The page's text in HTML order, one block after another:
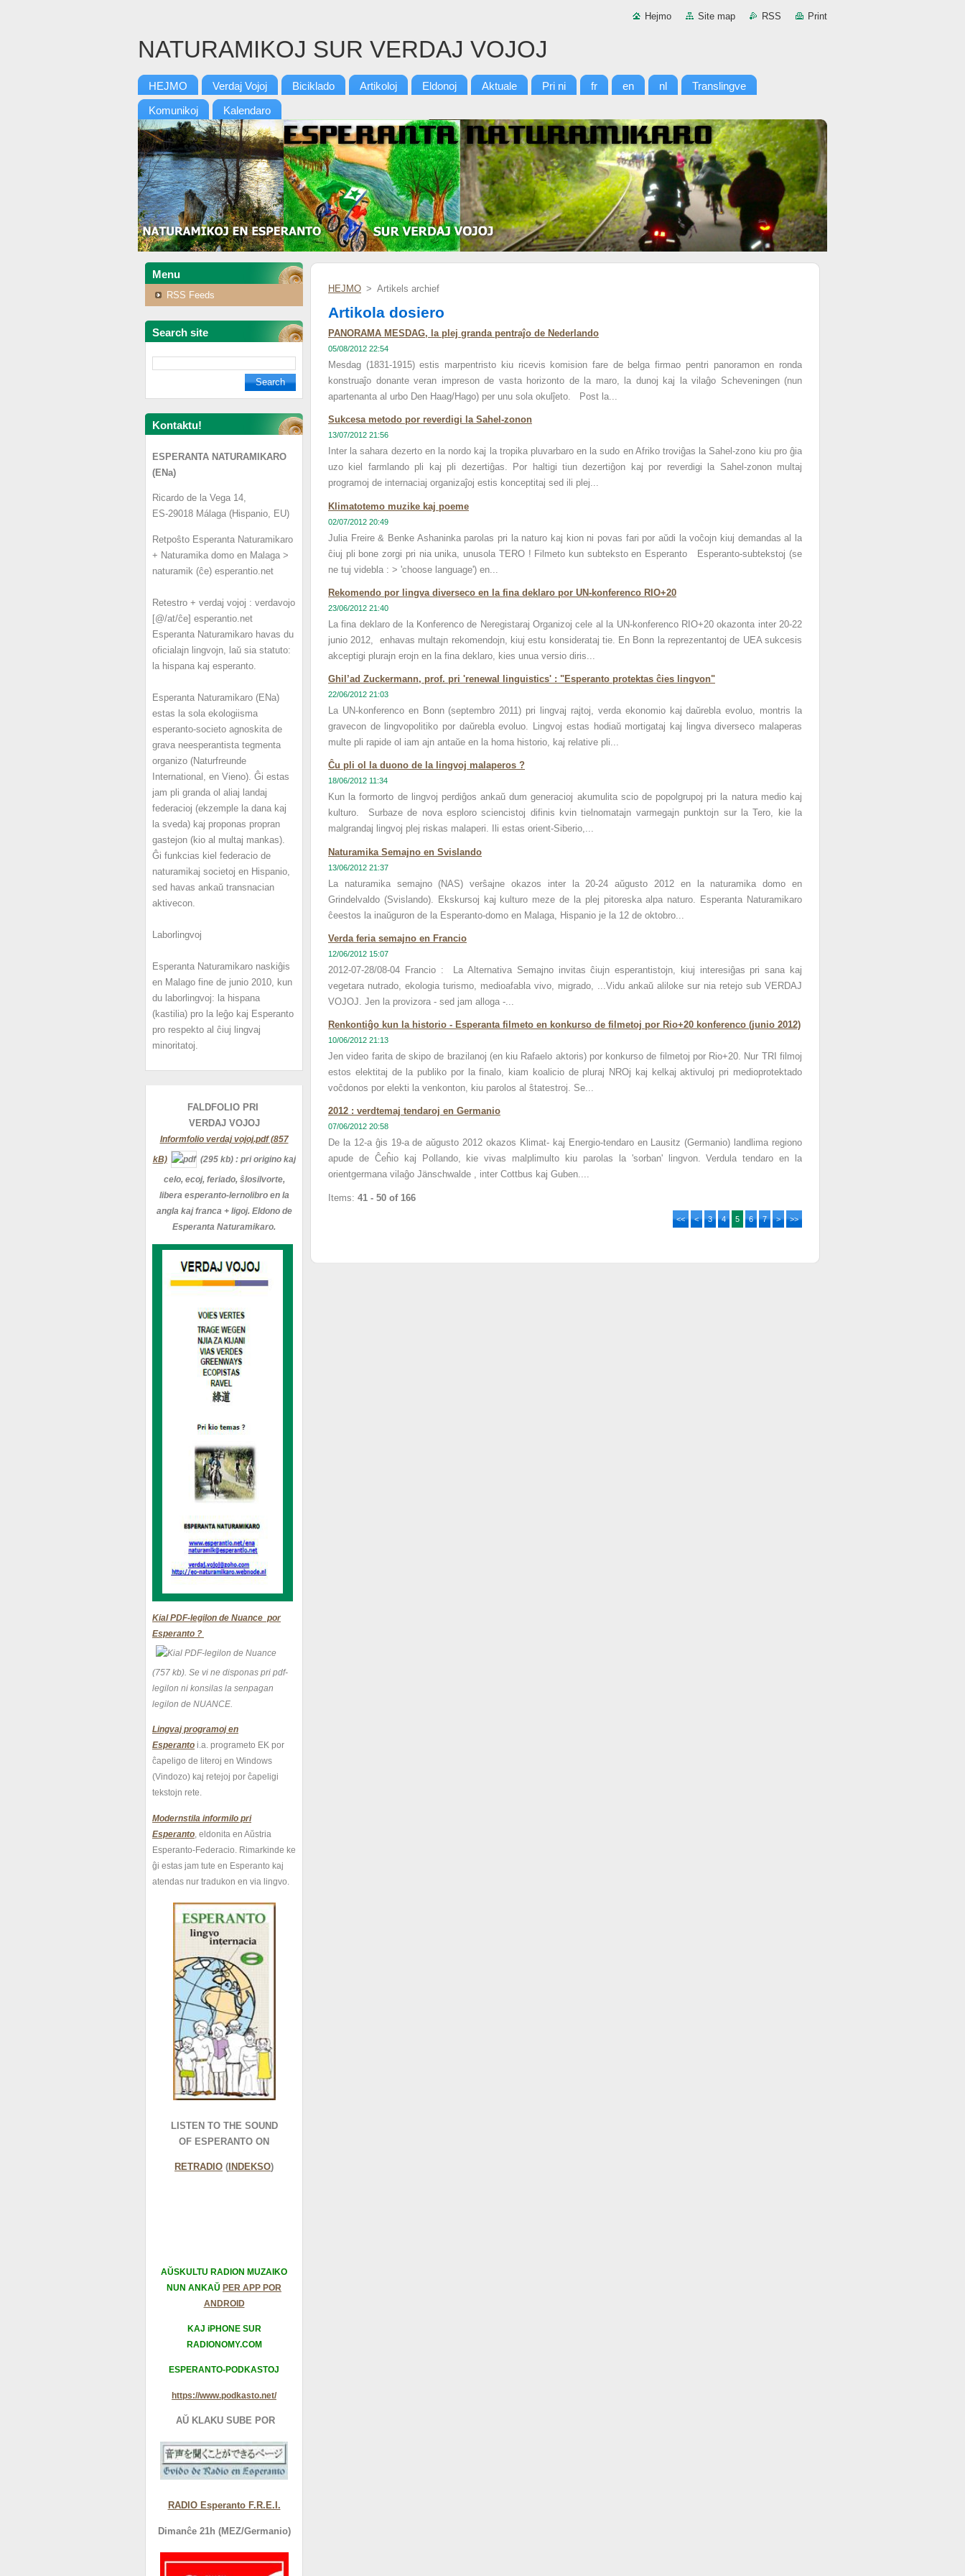
Hejmo Site map RSS Print
NATURAMIKOJ SUR VERDAJ VOJOJ
HEJMO Verdaj Vojoj Biciklado Artikoloj Eldonoj Aktuale Pri ni fr en nl Translingve
Komunikoj Kalendaro
Menu
RSS Feeds
Search site
Kontaktu!
ESPERANTA NATURAMIKARO
(ENa)
Ricardo de la Vega 14,
ES-29018 Málaga (Hispanio, EU)
Retpoŝto Esperanta Naturamikaro
+ Naturamika domo en Malaga >
naturamik (ĉe) esperantio.net
Retestro + verdaj vojoj : verdavojo
[@/at/ĉe] esperantio.net
Esperanta Naturamikaro havas du
oficialajn lingvojn, laŭ sia statuto:
la hispana kaj esperanto.
Esperanta Naturamikaro (ENa)
estas la sola ekologiisma
esperanto-societo agnoskita de
grava neesperantista tegmenta
organizo (Naturfreunde
International, en Vieno). Ĝi estas
jam pli granda ol aliaj landaj
federacioj (ekzemple la dana kaj
la sveda) kaj proponas propran
gastejon (kio al multaj mankas).
Ĝi funkcias kiel federacio de
naturamikaj societoj en Hispanio,
sed havas ankaŭ transnacian
aktivecon.
Laborlingvoj
Esperanta Naturamikaro naskiĝis
en Malago fine de junio 2010, kun
du laborlingvoj: la hispana
(kastilia) pro la leĝo kaj Esperanto
pro respekto al ĉiuj lingvaj
minoritatoj.
FALDFOLIO PRI
VERDAJ VOJOJ
Informfolio verdaj vojoj.pdf (857
kB)
(295 kb) : pri origino kaj
celo, ecoj, feriado, ŝlosilvorte,
libera esperanto-lernolibro en la
angla kaj franca + ligoj. Eldono de
Esperanta Naturamikaro.
Kial PDF-legilon de Nuance por
Esperanto ?
(757 kb). Se vi ne disponas pri pdf-
legilon ni konsilas la senpagan
legilon de NUANCE.
Lingvaj programoj en
Esperanto i.a. programeto EK por
ĉapeligo de literoj en Windows
(Vindozo) kaj retejoj por ĉapeligi
tekstojn rete.
Modernstila informilo pri
Esperanto , eldonita en Aŭstria
Esperanto-Federacio. Rimarkinde ke
ĝi estas jam tute en Esperanto kaj
atendas nur tradukon en via lingvo.
LISTEN TO THE SOUND
OF ESPERANTO ON
RETRADIO ( INDEKSO)
AŬSKULTU RADION MUZAIKO
NUN ANKAŬ PER APP POR
ANDROID
KAJ iPHONE SUR
RADIONOMY.COM
ESPERANTO-PODKASTOJ
https://www.podkasto.net/
AŬ KLAKU SUBE POR
RADIO Esperanto F.R.E.I.
Dimanĉe 21h (MEZ/Germanio)
HEJMO > Artikels archief
Artikola dosiero
PANORAMA MESDAG, la plej granda pentraĵo de Nederlando
05/08/2012 22:54
Mesdag (1831-1915) estis marpentristo kiu ricevis komision fare de belga firmao pentri panoramon en ronda
konstruaĵo donante veran impreson de vasta horizonto de la maro, la dunoj kaj la vilaĝo Scheveningen (nun
apartenanta al urbo Den Haag/Hago) per unu sola okulĵeto. Post la...
Sukcesa metodo por reverdigi la Sahel-zonon
13/07/2012 21:56
Inter la sahara dezerto en la nordo kaj la tropika pluvarbaro en la sudo en Afriko troviĝas la Sahel-zono kiu pro ĝia
uzo kiel farmlando pli kaj pli dezertiĝas. Por haltigi tiun dezertiĝon kaj por reverdigi la Sahel-zonon multaj
programoj de internaciaj organizaĵoj estis konceptitaj sed ili plej...
Klimatotemo muzike kaj poeme
02/07/2012 20:49
Julia Freire & Benke Ashaninka parolas pri la naturo kaj kion ni povas fari por aŭdi la voĉojn kiuj demandas al la
ĉiuj pli bone zorgi pri nia unika, unusola TERO ! Filmeto kun subteksto en Esperanto Esperanto-subtekstoj (se
ne tuj videbla : > 'choose language') en...
Rekomendo por lingva diverseco en la fina deklaro por UN-konferenco RIO+20
23/06/2012 21:40
La fina deklaro de la Konferenco de Neregistaraj Organizoj cele al la UN-konferenco RIO+20 okazonta inter 20-22
junio 2012, enhavas multajn rekomendojn, kiuj estu konsiderataj tie. En Bonn la reprezentantoj de UEA sukcesis
akceptigi plurajn erojn en la fina deklaro, kies unua versio diris...
Ghil’ad Zuckermann, prof. pri 'renewal linguistics' : "Esperanto protektas ĉies lingvon"
22/06/2012 21:03
La UN-konferenco en Bonn (septembro 2011) pri lingvaj rajtoj, verda ekonomio kaj daŭrebla evoluo, montris la
gravecon de lingvopolitiko por daŭrebla evoluo. Lingvoj estas hodiaŭ mortigataj kaj lingva diverseco malaperas
multe pli rapide ol iam ajn antaŭe en la homa historio, kaj relative pli...
Ĉu pli ol la duono de la lingvoj malaperos ?
18/06/2012 11:34
Kun la formorto de lingvoj perdiĝos ankaŭ dum generacioj akumulita scio de popolgrupoj pri la natura medio kaj
kulturo. Surbaze de nova esploro sciencistoj difinis kvin tielnomatajn varmegajn punktojn sur la Tero, kie la
malgrandaj lingvoj plej riskas malaperi. Ili estas orient-Siberio,...
Naturamika Semajno en Svislando
13/06/2012 21:37
La naturamika semajno (NAS) verŝajne okazos inter la 20-24 aŭgusto 2012 en la naturamika domo en
Grindelvaldo (Svislando). Ekskursoj kaj kulturo meze de la plej pitoreska alpa naturo. Esperanta Naturamikaro
ĉeestos la inaŭguron de la Esperanto-domo en Malaga, Hispanio je la 12 de oktobro...
Verda feria semajno en Francio
12/06/2012 15:07
2012-07-28/08-04 Francio : La Alternativa Semajno invitas ĉiujn esperantistojn, kiuj interesiĝas pri sana kaj
vegetara nutrado, ekologia turismo, medioafabla vivo, migrado, ...Vidu ankaŭ aliloke sur nia retejo sub VERDAJ
VOJOJ. Jen la provizora - sed jam alloga -...
Renkontiĝo kun la historio - Esperanta filmeto en konkurso de filmetoj por Rio+20 konferenco (junio 2012)
10/06/2012 21:13
Jen video farita de skipo de brazilanoj (en kiu Rafaelo aktoris) por konkurso de filmetoj por Rio+20. Nur TRI filmoj
estos elektitaj de la publiko por la finalo, kiam koalicio de pluraj NROj kaj kelkaj aktivuloj pri medioprotektado
voĉdonos por elekti la venkonton, kiu parolos al ŝtatestroj. Se...
2012 : verdtemaj tendaroj en Germanio
07/06/2012 20:58
De la 12-a ĝis 19-a de aŭgusto 2012 okazos Klimat- kaj Energio-tendaro en Lausitz (Germanio) landlima regiono
apude de Ĉeĥio kaj Pollando, kie vivas malplimulto kiu parolas la 'sorban' lingvon. Verdula tendaro en la
orientgermana vilaĝo Jänschwalde , inter Cottbus kaj Guben....
Items: 41 - 50 of 166
<< < 3 4 5 6 7 > >>